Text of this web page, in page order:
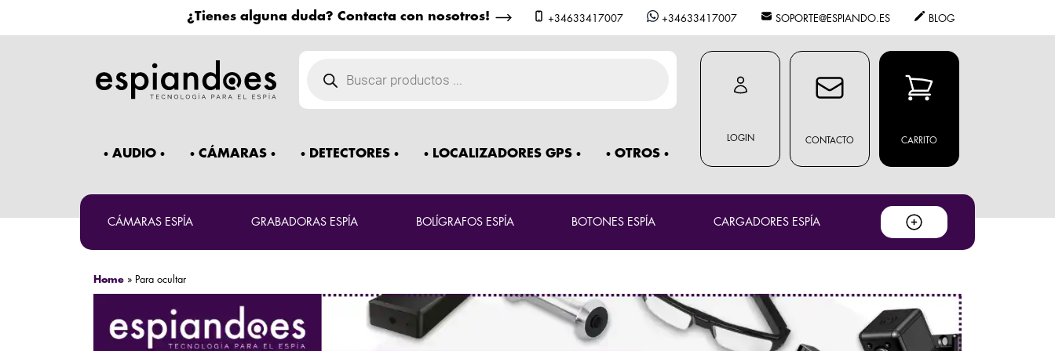
¿Tienes alguna duda? Contacta con nosotros! +34633417007 +34633417007 SOPORTE@ESPIANDO.ES BLOG
productos
AUDIO CÁMARAS DETECTORES LOCALIZADORES GPS OTROS
LOGIN CONTACTO CARRITO
CÁMARAS ESPÍA GRABADORAS ESPÍA BOLÍGRAFOS ESPÍA BOTONES ESPÍA CARGADORES ESPÍA
Home » Para ocultar